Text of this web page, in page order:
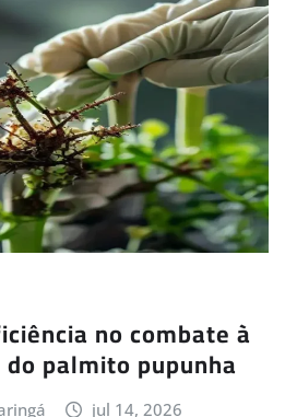
no combate à
palmito pupunha
jul 14, 2026